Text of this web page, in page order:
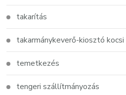
takarítás
takarmánykeverő-kiosztó kocsi
temetkezés
tengeri szállítmányozás